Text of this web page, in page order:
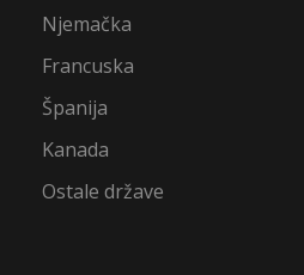
Njemačka
Francuska
Španija
Kanada
Ostale države